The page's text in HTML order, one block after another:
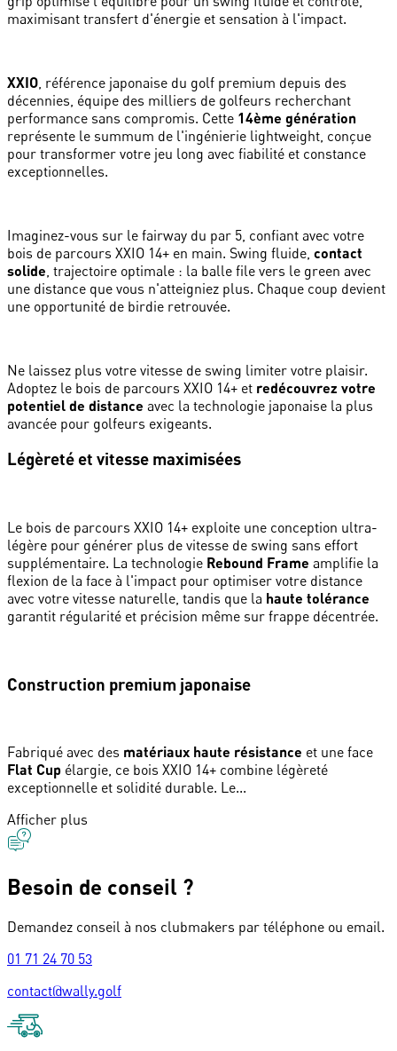
maximisant transfert d'énergie et sensation à l'impact.
XXIO , référence japonaise du golf premium depuis des
décennies, équipe des milliers de golfeurs recherchant
performance sans compromis. Cette 14ème génération
représente le summum de l'ingénierie lightweight, conçue
pour transformer votre jeu long avec fiabilité et constance
exceptionnelles.
Imaginez-vous sur le fairway du par 5, confiant avec votre
bois de parcours XXIO 14+ en main. Swing fluide, contact
solide , trajectoire optimale : la balle file vers le green avec
une distance que vous n'atteigniez plus. Chaque coup devient
une opportunité de birdie retrouvée.
Ne laissez plus votre vitesse de swing limiter votre plaisir.
Adoptez le bois de parcours XXIO 14+ et redécouvrez votre
potentiel de distance avec la technologie japonaise la plus
avancée pour golfeurs exigeants.
Légèreté et vitesse maximisées
Le bois de parcours XXIO 14+ exploite une conception ultra-
légère pour générer plus de vitesse de swing sans effort
supplémentaire. La technologie Rebound Frame amplifie la
flexion de la face à l'impact pour optimiser votre distance
avec votre vitesse naturelle, tandis que la haute tolérance
garantit régularité et précision même sur frappe décentrée.
Construction premium japonaise
Fabriqué avec des matériaux haute résistance et une face
Flat Cup élargie, ce bois XXIO 14+ combine légèreté
exceptionnelle et solidité durable. Le...
Afficher plus
Besoin de conseil ?
Demandez conseil à nos clubmakers par téléphone ou email.
01 71 24 70 53
contact@wally.golf